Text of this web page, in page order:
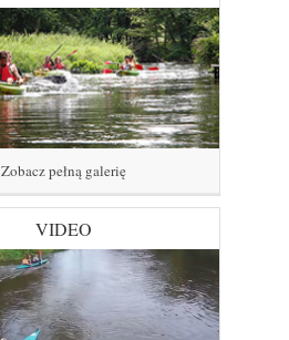
Zobacz pełną galerię
VIDEO